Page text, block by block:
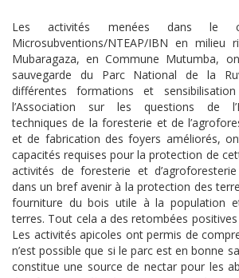
Les activités menées dans le
Microsubventions/NTEAP/IBN en milieu
Mubaragaza, en Commune Mutumba,
sauvegarde du Parc National de la
différentes formations et
l’Association sur les questions de
techniques de la foresterie et de
et de fabrication des foyers améliorés,
capacités requises pour la protection de
activités de foresterie et
dans un bref avenir à la protection des
fourniture du bois utile à la population
terres. Tout cela a des retombées
Les activités apicoles ont permis de
n’est possible que si le parc est en bonne
constitue une source de nectar pour les